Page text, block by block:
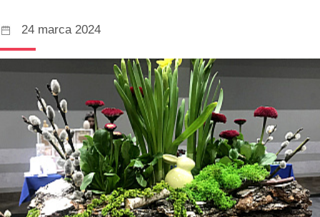
24 marca 2024